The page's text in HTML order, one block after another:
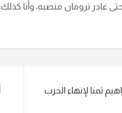
غادر ترومان منصبه، وأنا
ثمنا لإنهاء الحرب